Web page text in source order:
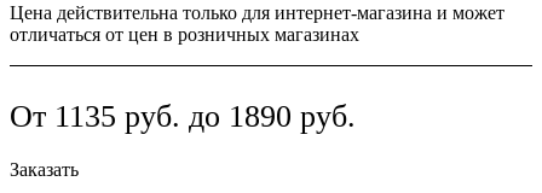
Цена действительна только для интернет-магазина и может
отличаться от цен в розничных магазинах
От 1135 руб. до 1890 руб.
Заказать